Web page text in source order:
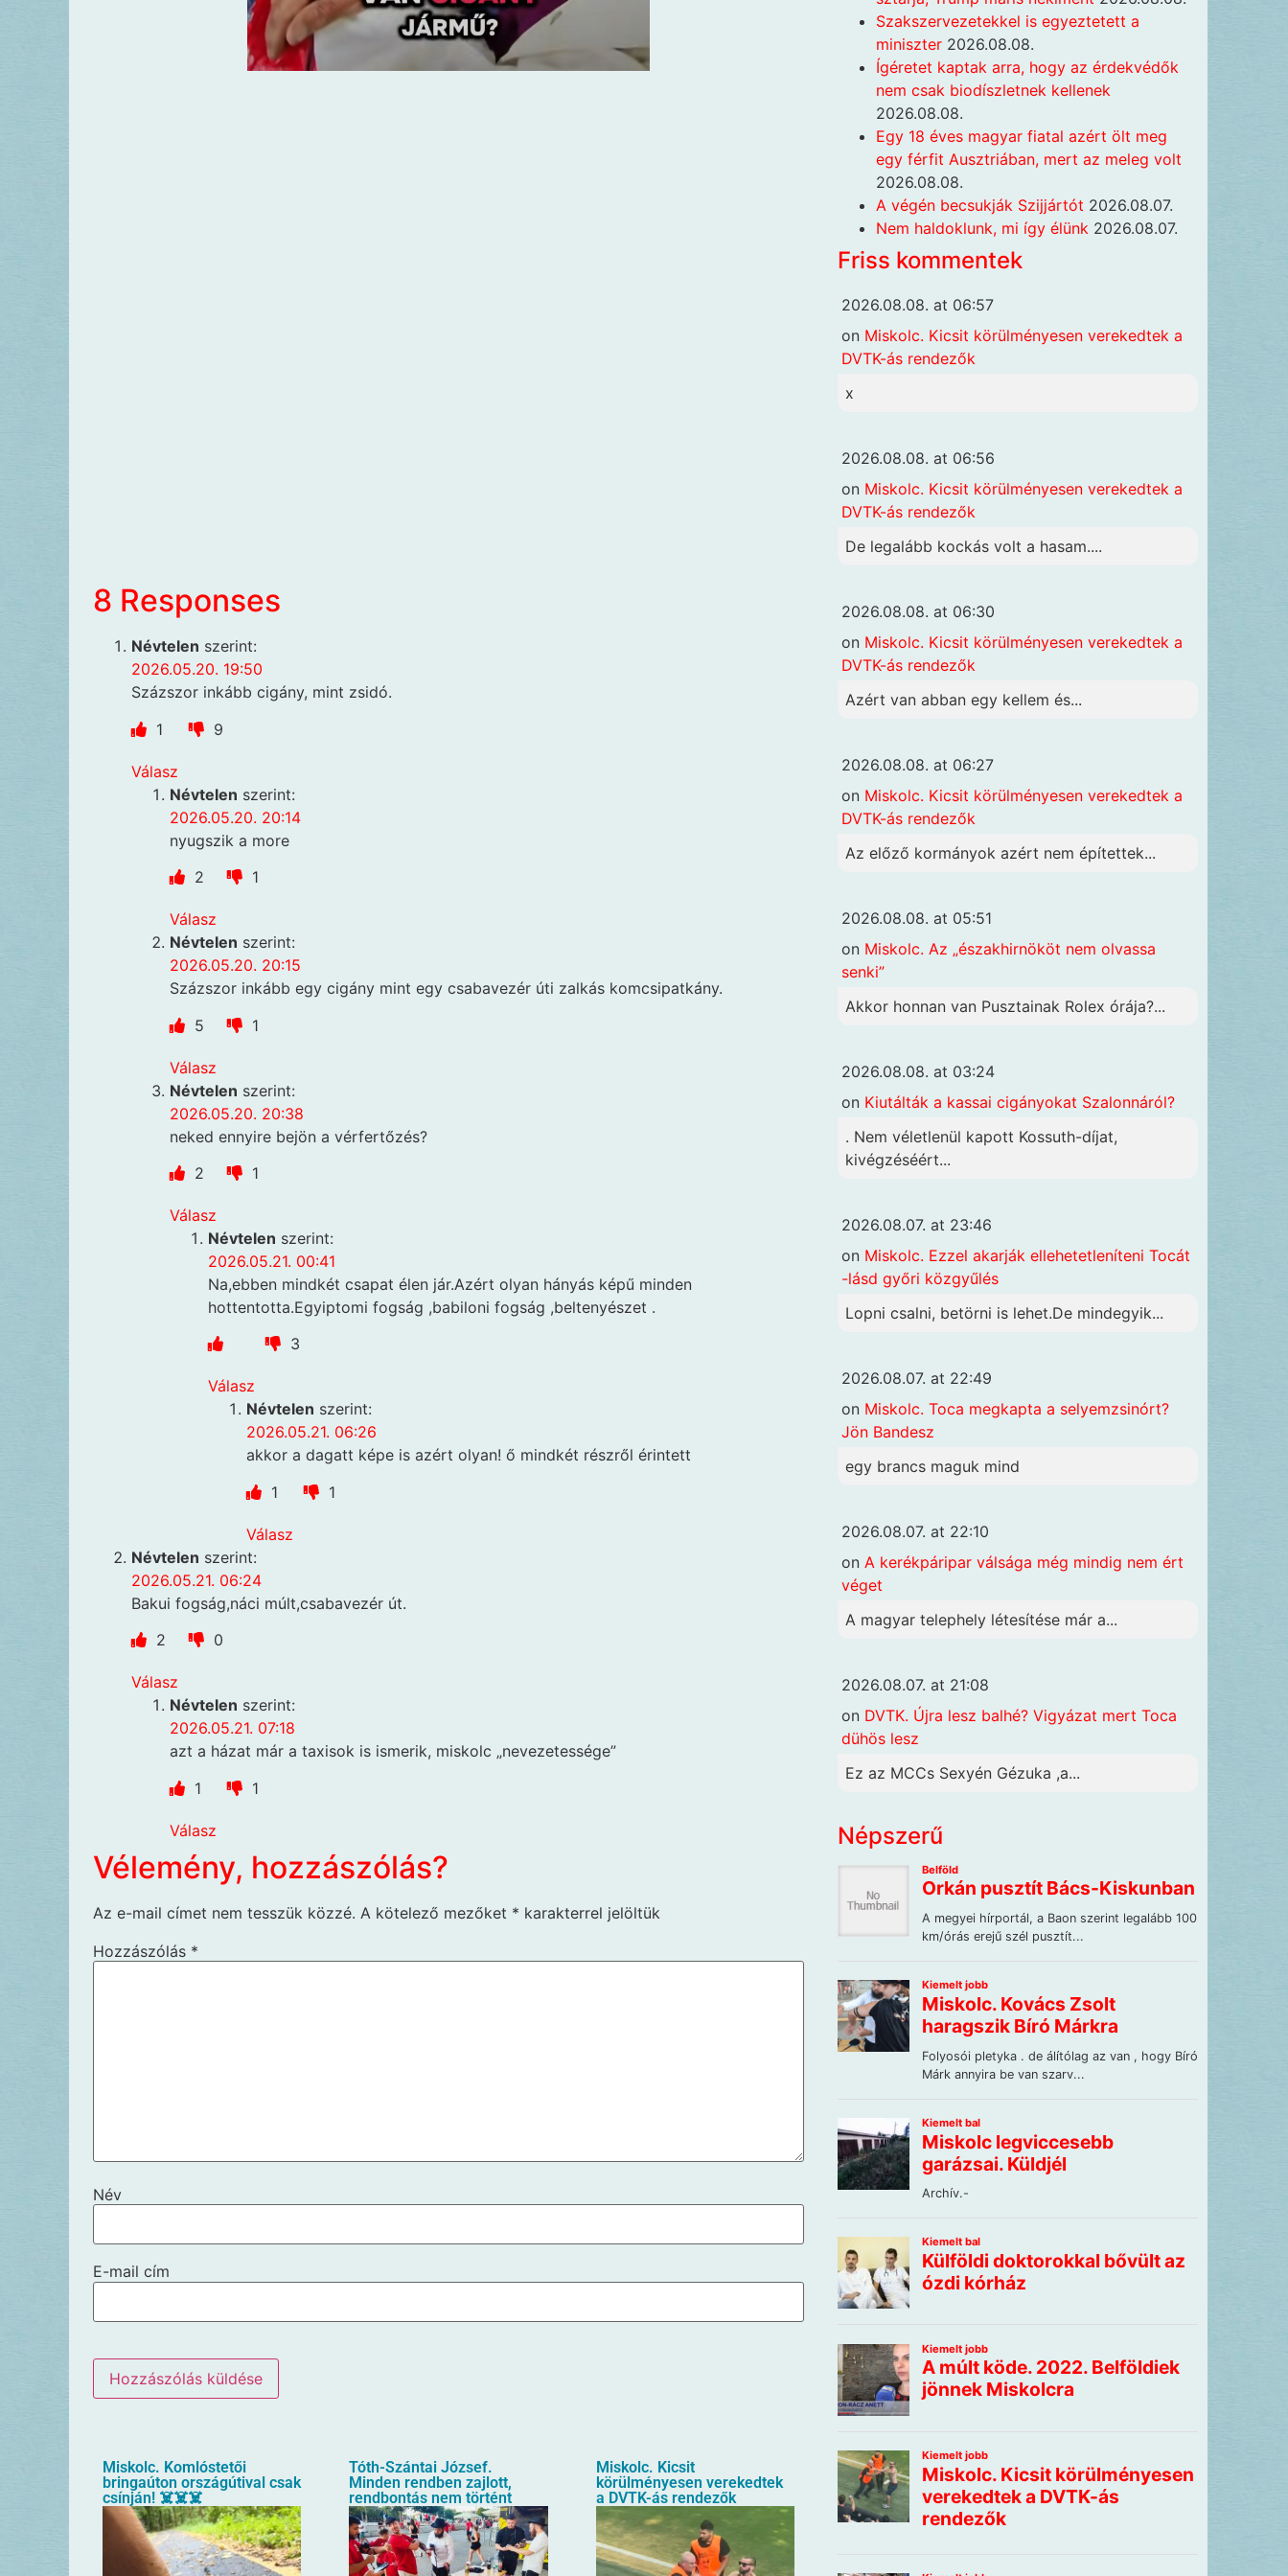
8 Responses
Névtelen szerint:
2026.05.20. 19:50
Százszor inkább cigány, mint zsidó.
1
9
Válasz
Névtelen szerint:
2026.05.20. 20:14
nyugszik a more
2
1
Válasz
Névtelen szerint:
2026.05.20. 20:15
Százszor inkább egy cigány mint egy csabavezér úti zalkás komcsipatkány.
5
1
Válasz
Névtelen szerint:
2026.05.20. 20:38
neked ennyire bejön a vérfertőzés?
2
1
Válasz
Névtelen szerint:
2026.05.21. 00:41
Na,ebben mindkét csapat élen jár.Azért olyan hányás képű minden
hottentotta.Egyiptomi fogság ,babiloni fogság ,beltenyészet .
3
Válasz
Névtelen szerint:
2026.05.21. 06:26
akkor a dagatt képe is azért olyan! ő mindkét részről érintett
1
1
Válasz
Névtelen szerint:
2026.05.21. 06:24
Bakui fogság,náci múlt,csabavezér út.
2
0
Válasz
Névtelen szerint:
2026.05.21. 07:18
azt a házat már a taxisok is ismerik, miskolc „nevezetessége”
1
1
Válasz
Vélemény, hozzászólás?
Az e-mail címet nem tesszük közzé. A kötelező mezőket * karakterrel jelöltük
Hozzászólás *
Név
E-mail cím
Miskolc. Komlóstetői
bringaúton országútival csak
csínján! ☠️☠️☠️
Tóth-Szántai József.
Minden rendben zajlott,
rendbontás nem történt
Miskolc. Kicsit
körülményesen verekedtek
a DVTK-ás rendezők
Szakszervezetekkel is egyeztetett a
miniszter 2026.08.08.
Ígéretet kaptak arra, hogy az érdekvédők
nem csak biodíszletnek kellenek
2026.08.08.
Egy 18 éves magyar fiatal azért ölt meg
egy férfit Ausztriában, mert az meleg volt
2026.08.08.
A végén becsukják Szijjártót 2026.08.07.
Nem haldoklunk, mi így élünk 2026.08.07.
Friss kommentek
2026.08.08. at 06:57
on Miskolc. Kicsit körülményesen verekedtek a
DVTK-ás rendezők
x
2026.08.08. at 06:56
on Miskolc. Kicsit körülményesen verekedtek a
DVTK-ás rendezők
De legalább kockás volt a hasam....
2026.08.08. at 06:30
on Miskolc. Kicsit körülményesen verekedtek a
DVTK-ás rendezők
Azért van abban egy kellem és...
2026.08.08. at 06:27
on Miskolc. Kicsit körülményesen verekedtek a
DVTK-ás rendezők
Az előző kormányok azért nem építettek...
2026.08.08. at 05:51
on Miskolc. Az „északhirnököt nem olvassa
senki”
Akkor honnan van Pusztainak Rolex órája?...
2026.08.08. at 03:24
on Kiutálták a kassai cigányokat Szalonnáról?
. Nem véletlenül kapott Kossuth-díjat,
kivégzéséért...
2026.08.07. at 23:46
on Miskolc. Ezzel akarják ellehetetleníteni Tocát
-lásd győri közgyűlés
Lopni csalni, betörni is lehet.De mindegyik...
2026.08.07. at 22:49
on Miskolc. Toca megkapta a selyemzsinórt?
Jön Bandesz
egy brancs maguk mind
2026.08.07. at 22:10
on A kerékpáripar válsága még mindig nem ért
véget
A magyar telephely létesítése már a...
2026.08.07. at 21:08
on DVTK. Újra lesz balhé? Vigyázat mert Toca
dühös lesz
Ez az MCCs Sexyén Gézuka ,a...
Népszerű